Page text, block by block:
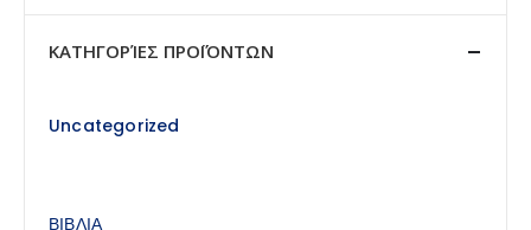
price
price
ΚΑΤΗΓΟΡΊΕΣ ΠΡΟΪΌΝΤΩΝ
Uncategorized
ΒΙΒΛΙΑ